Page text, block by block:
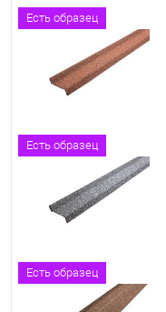
Есть образец
Есть образец
Есть образец